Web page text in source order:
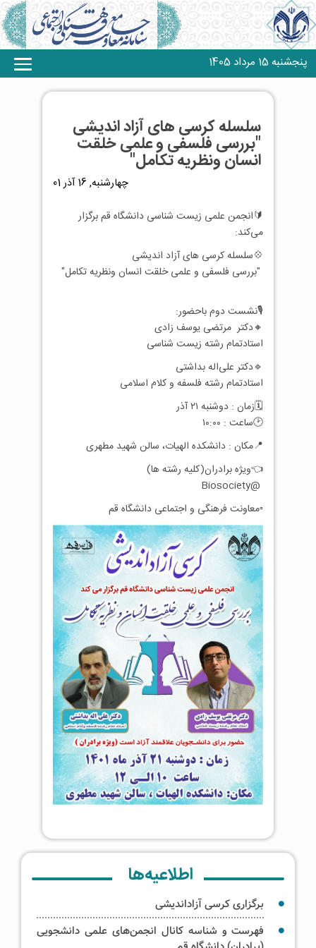
پنجشنبه 15 مرداد 1405
سلسله کرسی های آزاد اندیشی
"بررسی فلسفی و علمی خلقت
انسان ونظریه تکامل"
چهارشنبه, 16 آذر 01
🔰انجمن علمی زیست شناسی دانشگاه قم برگزار
می‌کند:
💠سلسله کرسی های آزاد اندیشی
"بررسی فلسفی و علمی خلقت انسان ونظریه تکامل"
🎙نشست دوم باحضور:
🔸دکتر مرتضی یوسف زادی
استادتمام رشته زیست شناسی
🔹دکتر علی‌اله بداشتی
استادتمام رشته فلسفه و کلام اسلامی
🗓زمان : دوشنبه ۲۱ آذر
🕑ساعت : ۱۰:۰۰
📍مکان : دانشکده الهیات، سالن شهید مطهری
👈ویژه برادران(کلیه رشته ها)
@Biosociety
▫️معاونت فرهنگی و اجتماعی دانشگاه قم
اطلاعیه‌ها
برگزاری کرسی‌ آزاداندیشی
فهرست و شناسه کانال انجمن‌های علمی دانشجویی